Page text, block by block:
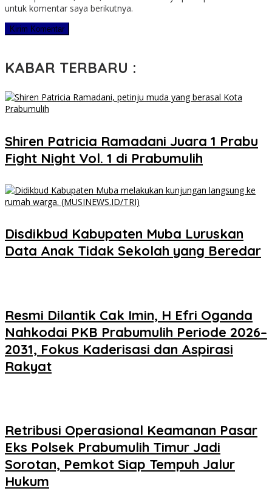
untuk komentar saya berikutnya.
KABAR TERBARU :
Shiren Patricia Ramadani Juara 1 Prabu
Fight Night Vol. 1 di Prabumulih
Disdikbud Kabupaten Muba Luruskan
Data Anak Tidak Sekolah yang Beredar
Resmi Dilantik Cak Imin, H Efri Oganda
Nahkodai PKB Prabumulih Periode 2026–
2031, Fokus Kaderisasi dan Aspirasi
Rakyat
Retribusi Operasional Keamanan Pasar
Eks Polsek Prabumulih Timur Jadi
Sorotan, Pemkot Siap Tempuh Jalur
Hukum